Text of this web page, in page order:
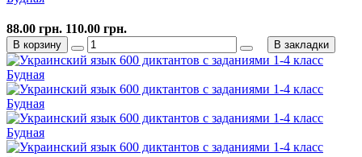
88.00 грн. 110.00 грн.
В корзину В закладки